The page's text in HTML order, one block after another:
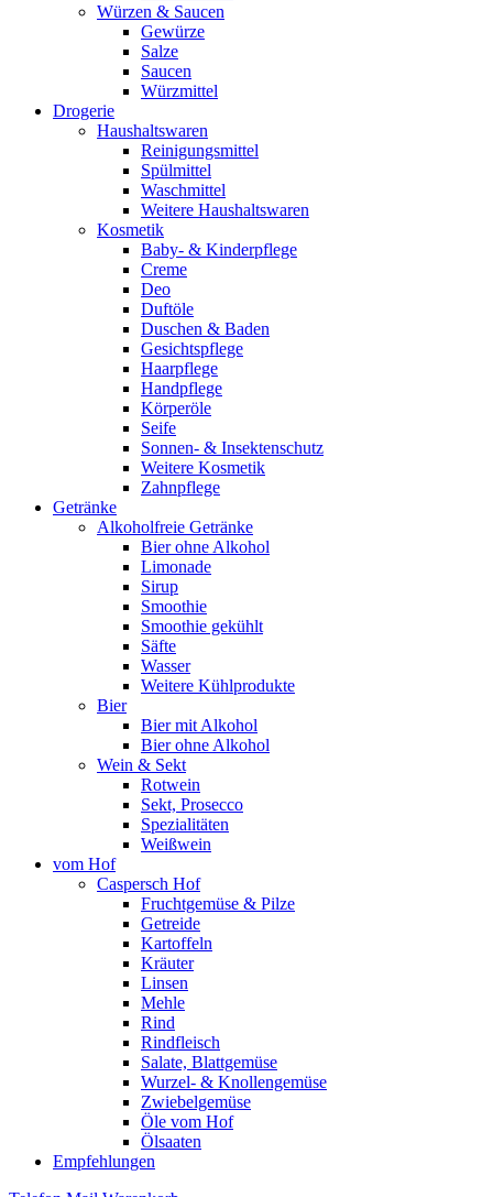
Würzen & Saucen
Gewürze
Salze
Saucen
Würzmittel
Drogerie
Haushaltswaren
Reinigungsmittel
Spülmittel
Waschmittel
Weitere Haushaltswaren
Kosmetik
Baby- & Kinderpflege
Creme
Deo
Duftöle
Duschen & Baden
Gesichtspflege
Haarpflege
Handpflege
Körperöle
Seife
Sonnen- & Insektenschutz
Weitere Kosmetik
Zahnpflege
Getränke
Alkoholfreie Getränke
Bier ohne Alkohol
Limonade
Sirup
Smoothie
Smoothie gekühlt
Säfte
Wasser
Weitere Kühlprodukte
Bier
Bier mit Alkohol
Bier ohne Alkohol
Wein & Sekt
Rotwein
Sekt, Prosecco
Spezialitäten
Weißwein
vom Hof
Caspersch Hof
Fruchtgemüse & Pilze
Getreide
Kartoffeln
Kräuter
Linsen
Mehle
Rind
Rindfleisch
Salate, Blattgemüse
Wurzel- & Knollengemüse
Zwiebelgemüse
Öle vom Hof
Ölsaaten
Empfehlungen